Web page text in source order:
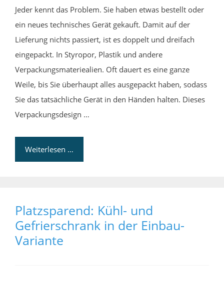
Jeder kennt das Problem. Sie haben etwas bestellt oder
ein neues technisches Gerät gekauft. Damit auf der
Lieferung nichts passiert, ist es doppelt und dreifach
eingepackt. In Styropor, Plastik und andere
Verpackungsmateriealien. Oft dauert es eine ganze
Weile, bis Sie überhaupt alles ausgepackt haben, sodass
Sie das tatsächliche Gerät in den Händen halten. Dieses
Verpackungsdesign …
Weiterlesen …
Platzsparend: Kühl- und
Gefrierschrank in der Einbau-
Variante